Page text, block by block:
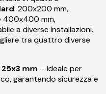
: 200x200 mm,
400x400 mm,
a diverse installazioni.
tra quattro diverse
mm – ideale per
garantendo sicurezza e